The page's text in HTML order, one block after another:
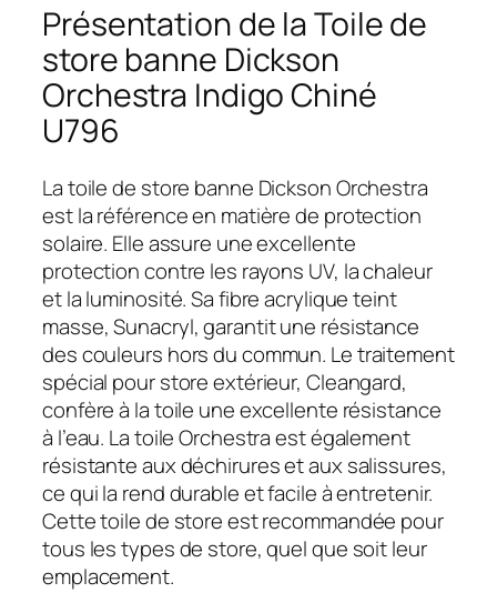
Présentation de la Toile de
store banne Dickson
Orchestra Indigo Chiné
U796
La toile de store banne Dickson Orchestra
est la référence en matière de protection
solaire. Elle assure une excellente
protection contre les rayons UV, la chaleur
et la luminosité. Sa fibre acrylique teint
masse, Sunacryl, garantit une résistance
des couleurs hors du commun. Le traitement
spécial pour store extérieur, Cleangard,
confère à la toile une excellente résistance
à l’eau. La toile Orchestra est également
résistante aux déchirures et aux salissures,
ce qui la rend durable et facile à entretenir.
Cette toile de store est recommandée pour
tous les types de store, quel que soit leur
emplacement.